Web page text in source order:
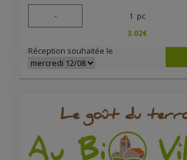
- 1 pc
3.02€
Réception souhaitée le